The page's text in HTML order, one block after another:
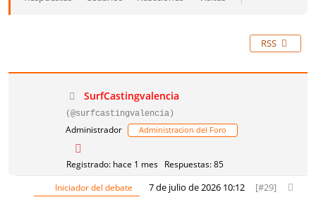
RSS
SurfCastingvalencia
(@surfcastingvalencia)
Administrador Administracion del Foro
Registrado: hace 1 mes Respuestas: 85
Iniciador del debate
7 de julio de 2026 10:12 [#29]